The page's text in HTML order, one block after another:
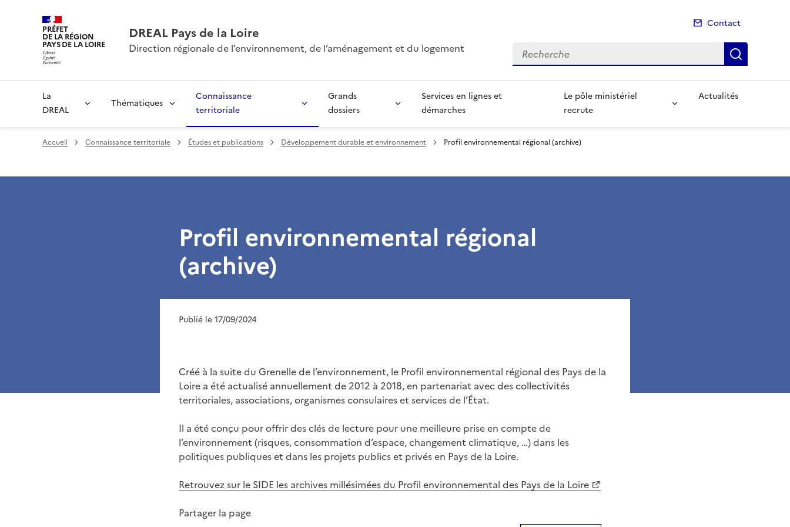
PRÉFET
DE LA RÉGION
PAYS DE LA LOIRE
DREAL Pays de la Loire
Direction régionale de l’environnement, de l’aménagement et du logement
Contact
Recherche
La
DREAL
Thématiques
Connaissance
territoriale
Grands
dossiers
Services en lignes et
démarches
Le pôle ministériel
recrute
Actualités
Accueil Connaissance territoriale Études et publications Développement durable et environnement Profil environnemental régional (archive)
Profil environnemental régional
(archive)
Publié le 17/09/2024
Créé à la suite du Grenelle de l’environnement, le Profil environnemental régional des Pays de la
Loire a été actualisé annuellement de 2012 à 2018, en partenariat avec des collectivités
territoriales, associations, organismes consulaires et services de l’État.
Il a été conçu pour offrir des clés de lecture pour une meilleure prise en compte de
l’environnement (risques, consommation d’espace, changement climatique, …) dans les
politiques publiques et dans les projets publics et privés en Pays de la Loire.
Retrouvez sur le SIDE les archives millésimées du Profil environnemental des Pays de la Loire
Partager la page